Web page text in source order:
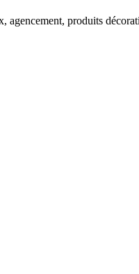
agencement, produits